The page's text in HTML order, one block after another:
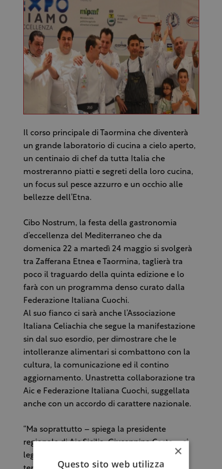
Il corso principale di Taormina che diventerà
un grande laboratorio di cucina a cielo aperto,
un centinaio di chef da tutta Italia che
mostreranno piatti e segreti della loro cucina,
un focus sul pesce azzurro e un occhio alle
bellezze dell’Etna.
Cibo Nostrum, la festa della gastronomia
d’eccellenza del Mediterraneo che da
domenica 22 a martedì 24 maggio si svolgerà
tra Zafferana Etnea e Taormina, taglierà tra
poco il traguardo della quinta edizione e lo
farà con un programma denso curato dalla
Federazione Italiana Cuochi.
Al suo fianco ci sarà anche l’Associazione
Italiana Celiachia che segue la manifestazione
sin dal suo esordio, per dimostrare che le
intolleranze alimentari si combattono con la
cultura, la comunicazione ed il contino
aggiornamento. Unastretta collaborazione tra
Aic e Federazione Italiana Cuochi, suggellata
anche con un accordo di carattere nazionale.
“Ma soprattutto – spiega la presidente
regionale di Aic Sicilia, Giuseppina Costa – ci
lega una profonda amicizia ai cuochi del ×
Questo sito web utilizza